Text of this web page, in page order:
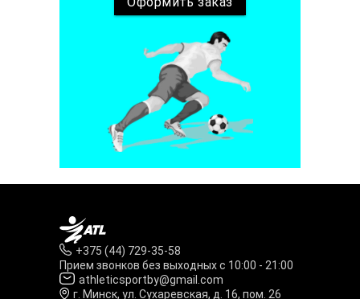
+375 (44) 729-35-58
Прием звонков без выходных с 10:00 - 21:00
athleticsportby@gmail.com
г. Минск, ул. Сухаревская, д. 16, пом. 26